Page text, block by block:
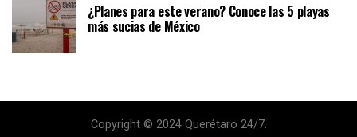
¿Planes para este verano? Conoce las 5 playas
más sucias de México
Copyright © 2024 Querétaro 24/7.